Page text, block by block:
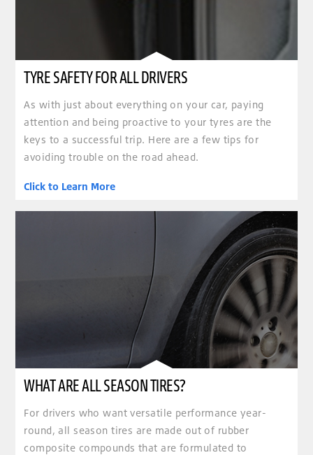
TYRE SAFETY FOR ALL DRIVERS
As with just about everything on your car, paying
attention and being proactive to your tyres are the
keys to a successful trip. Here are a few tips for
avoiding trouble on the road ahead.
Click to Learn More
WHAT ARE ALL SEASON TIRES?
For drivers who want versatile performance year-
round, all season tires are made out of rubber
composite compounds that are formulated to